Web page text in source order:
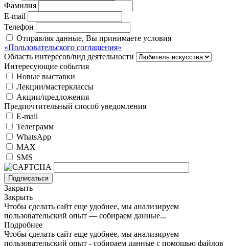
Фамилия
E-mail
Телефон
Отправляя данные, Вы принимаете условия
«Пользовательского соглашения»
Область интересов/вид деятельности
Интересующие события
Новые выставки
Лекции/мастерклассы
Акции/предложения
Предпочтительный способ уведомления
E-mail
Телеграмм
WhatsApp
MAX
SMS
Подписаться
Закрыть
Закрыть
Чтобы сделать сайт еще удобнее, мы анализируем
пользовательский опыт — собираем данные...
Подробнее
Чтобы сделать сайт еще удобнее, мы анализируем
пользовательский опыт - собираем данные с помощью файлов